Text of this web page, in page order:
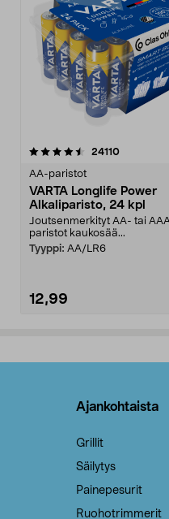
24110arvostelut
AA-paristot
VARTA Longlife Power
Alkaliparisto, 24 kpl
Joutsenmerkityt AA- tai
paristot kaukosää...
Tyyppi: AA/LR6
12,99
4.5viidestä
Ajankohtaista
Grillit
Säilytys
Painepesurit
Ruohotrimmerit